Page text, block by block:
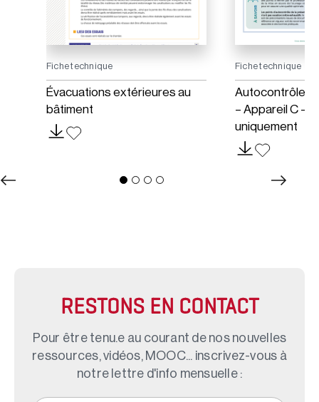
Fiche technique
Évacuations extérieures au
bâtiment
Fiche technique
Autocontrôle –
– Appareil C –
uniquement
RESTONS EN CONTACT
Pour être tenu.e au courant de nos nouvelles
ressources, vidéos, MOOC... inscrivez-vous à
notre lettre d'info mensuelle :